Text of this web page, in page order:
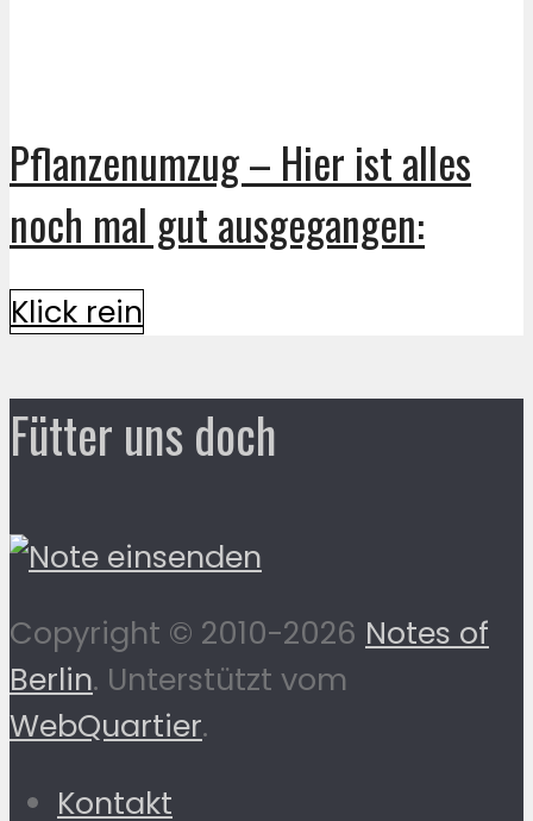
Pflanzenumzug – Hier ist alles
noch mal gut ausgegangen:
Klick rein
Fütter uns doch
Copyright © 2010-2026 Notes of
Berlin. Unterstützt vom
WebQuartier.
Kontakt